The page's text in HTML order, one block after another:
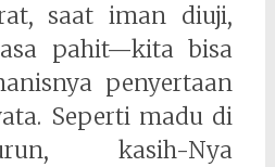
saat iman diuji,
pahit—kita bisa
penyertaan
Seperti madu di
kasih-Nya